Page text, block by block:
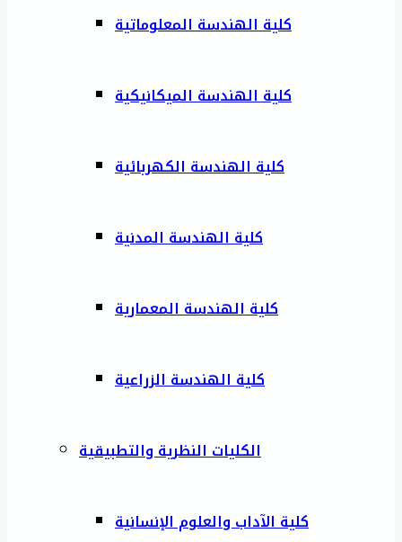
كلية الهندسة المعلوماتية
كلية الهندسة الميكانيكية
كلية الهندسة الكهربائية
كلية الهندسة المدنية
كلية الهندسة المعمارية
كلية الهندسة الزراعية
الكليات النظرية والتطبيقية
كلية الآداب والعلوم الإنسانية